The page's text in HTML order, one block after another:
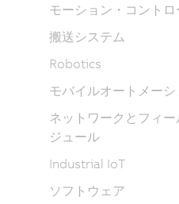
モーション・コントロ
搬送システム
Robotics
モバイルオートメーシ
ネットワークとフィ
ジュール
Industrial IoT
ソフトウェア